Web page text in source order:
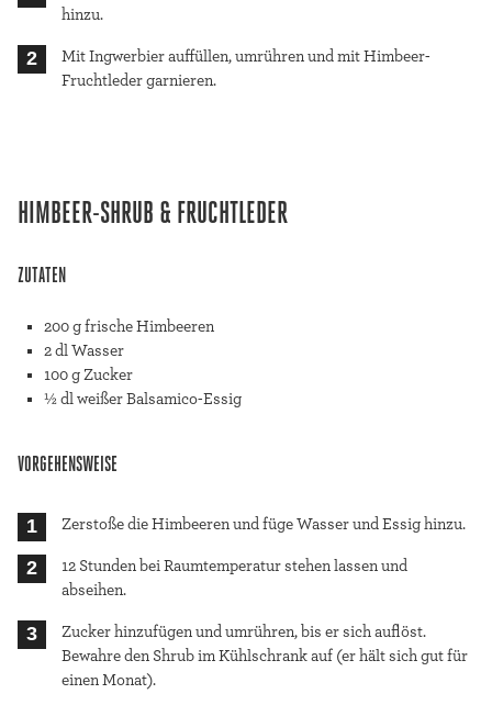
hinzu.
Mit Ingwerbier auffüllen, umrühren und mit Himbeer-
Fruchtleder garnieren.
HIMBEER-SHRUB & FRUCHTLEDER
ZUTATEN
200 g frische Himbeeren
2 dl Wasser
100 g Zucker
½ dl weißer Balsamico-Essig
VORGEHENSWEISE
Zerstoße die Himbeeren und füge Wasser und Essig hinzu.
12 Stunden bei Raumtemperatur stehen lassen und
abseihen.
Zucker hinzufügen und umrühren, bis er sich auflöst.
Bewahre den Shrub im Kühlschrank auf (er hält sich gut für
einen Monat).